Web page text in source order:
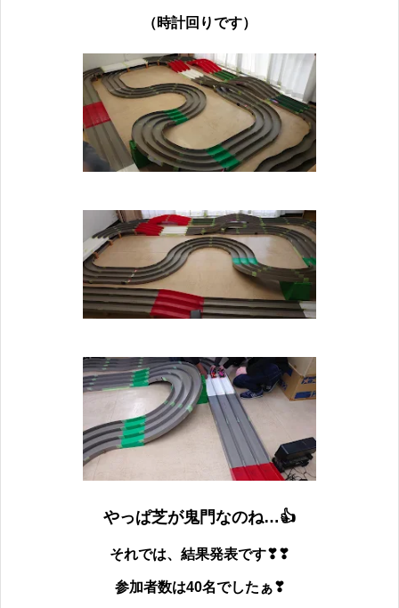
（時計回りです）
やっぱ芝が鬼門なのね…👍
それでは、結果発表です❣❣
参加者数は40名でしたぁ❣